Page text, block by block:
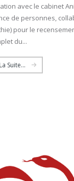
avec le cabinet
de personnes,
pour le
du...
Suite...